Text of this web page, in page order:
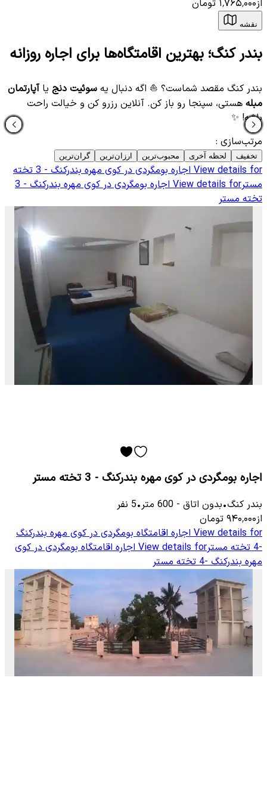
از۱٬۷۶۵٬۰۰۰ تومان
نقشه
بندر کنگ؛ بهترین اقامتگاه‌ها برای اجاره روزانه
بندر کنگ مقصد شماست؟ ⛵️ اگه دنبال یه سوئیت دنج یاآپارتمان
مبله هستی، سپنجا رو باز کن. آنلاین رزرو کن و خیالت راحت
باشه! ✨
مرتب‌سازی :
تخفیف لحظه آخری محبوب‌ترین ارزان‌ترین گران‌ترین
View details for
اجاره بومگردی در کوی مهره بندرکنگ - 3 تخته
مسترView details for
اجاره بومگردی در کوی مهره بندرکنگ - 3
تخته مستر
اجاره بومگردی در کوی مهره بندرکنگ - 3 تخته مستر
بندر کنگ•بدون اتاق -
600 متر•
5 نفر
از۹۴۰٬۰۰۰ تومان
View details for اجاره اقامتگاه بومگردی در کوی مهره بندرکنگ
-4 تخته مستر
View details for اجاره اقامتگاه بومگردی در کوی
مهره بندرکنگ -4 تخته مستر